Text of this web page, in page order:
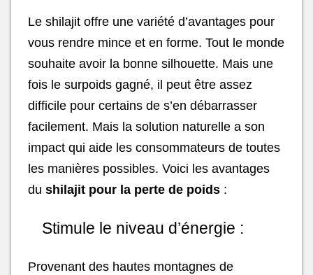
Le shilajit offre une variété d’avantages pour
vous rendre mince et en forme. Tout le monde
souhaite avoir la bonne silhouette. Mais une
fois le surpoids gagné, il peut être assez
difficile pour certains de s’en débarrasser
facilement. Mais la solution naturelle a son
impact qui aide les consommateurs de toutes
les manières possibles. Voici les avantages
du shilajit pour la perte de poids :
Stimule le niveau d’énergie :
Provenant des hautes montagnes de